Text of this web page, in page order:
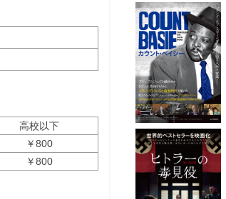
高校以下
￥800
￥800